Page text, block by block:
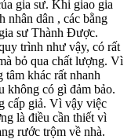
gia sư. Khi giao gia
nhân dân , các bằng
sư Thành Được.
trình như vậy, có rất
bỏ qua chất lượng. Vì
tâm khác rất nhanh
không có gì đảm bảo.
cấp giả. Vì vậy việc
là điều cần thiết vì
rước trộm về nhà.